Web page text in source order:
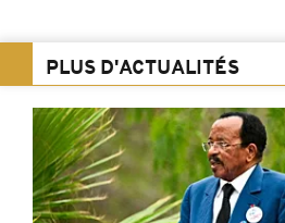
PLUS D'ACTUALITÉS